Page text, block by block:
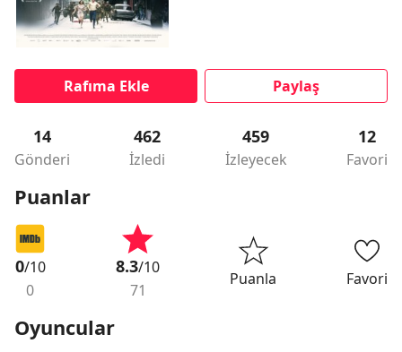
Rafıma Ekle Paylaş
14
Gönderi
462
İzledi
459
İzleyecek
12
Favori
Puanlar
0/10
0
8.3/10
71
Puanla Favori
Oyuncular